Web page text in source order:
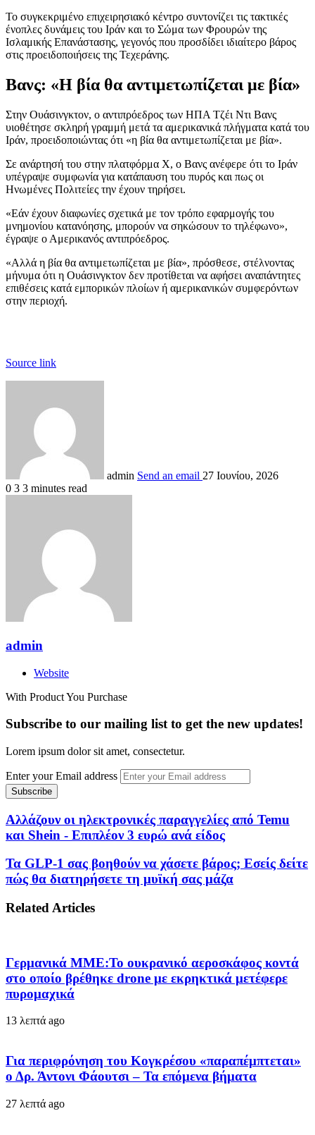
Το συγκεκριμένο επιχειρησιακό κέντρο συντονίζει τις τακτικές
ένοπλες δυνάμεις του Ιράν και το Σώμα των Φρουρών της
Ισλαμικής Επανάστασης, γεγονός που προσδίδει ιδιαίτερο βάρος
στις προειδοποιήσεις της Τεχεράνης.
Βανς: «Η βία θα αντιμετωπίζεται με βία»
Στην Ουάσινγκτον, ο αντιπρόεδρος των ΗΠΑ Τζέι Ντι Βανς
υιοθέτησε σκληρή γραμμή μετά τα αμερικανικά πλήγματα κατά του
Ιράν, προειδοποιώντας ότι «η βία θα αντιμετωπίζεται με βία».
Σε ανάρτησή του στην πλατφόρμα X, ο Βανς ανέφερε ότι το Ιράν
υπέγραψε συμφωνία για κατάπαυση του πυρός και πως οι
Ηνωμένες Πολιτείες την έχουν τηρήσει.
«Εάν έχουν διαφωνίες σχετικά με τον τρόπο εφαρμογής του
μνημονίου κατανόησης, μπορούν να σηκώσουν το τηλέφωνο»,
έγραψε ο Αμερικανός αντιπρόεδρος.
«Αλλά η βία θα αντιμετωπίζεται με βία», πρόσθεσε, στέλνοντας
μήνυμα ότι η Ουάσινγκτον δεν προτίθεται να αφήσει αναπάντητες
επιθέσεις κατά εμπορικών πλοίων ή αμερικανικών συμφερόντων
στην περιοχή.
Source link
admin Send an email 27 Ιουνίου, 2026
0 3 3 minutes read
admin
Website
With Product You Purchase
Subscribe to our mailing list to get the new updates!
Lorem ipsum dolor sit amet, consectetur.
Enter your Email address
Αλλάζουν οι ηλεκτρονικές παραγγελίες από Temu
και Shein - Επιπλέον 3 ευρώ ανά είδος
Τα GLP-1 σας βοηθούν να χάσετε βάρος; Εσείς δείτε
πώς θα διατηρήσετε τη μυϊκή σας μάζα
Related Articles
Γερμανικά ΜΜΕ:Το ουκρανικό αεροσκάφος κοντά
στο οποίο βρέθηκε drone με εκρηκτικά μετέφερε
πυρομαχικά
13 λεπτά ago
Για περιφρόνηση του Κογκρέσου «παραπέμπτεται»
ο Δρ. Άντονι Φάουτσι – Τα επόμενα βήματα
27 λεπτά ago